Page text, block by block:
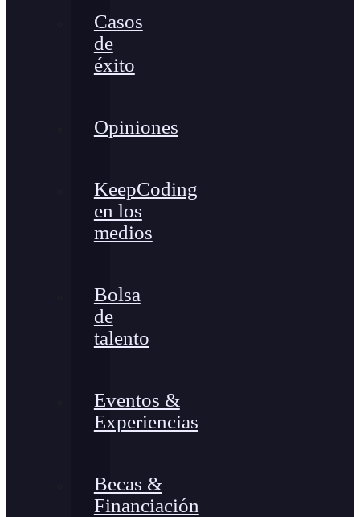
Casos
de
éxito
Opiniones
KeepCoding
en los
medios
Bolsa
de
talento
Eventos &
Experiencias
Becas &
Financiación